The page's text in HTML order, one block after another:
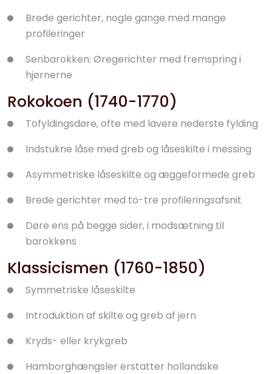
Brede gerichter, nogle gange med mange
profileringer
Senbarokken: Øregerichter med fremspring i
hjørnerne
Rokokoen (1740-1770)
Tofyldingsdøre, ofte med lavere nederste fylding
Indstukne låse med greb og låseskilte i messing
Asymmetriske låseskilte og æggeformede greb
Brede gerichter med to-tre profileringsafsnit
Døre ens på begge sider, i modsætning til
barokkens
Klassicismen (1760-1850)
Symmetriske låseskilte
Introduktion af skilte og greb af jern
Kryds- eller krykgreb
Hamborghængsler erstatter hollandske